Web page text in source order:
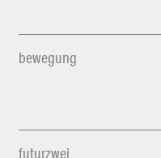
bewegung
futurzwei